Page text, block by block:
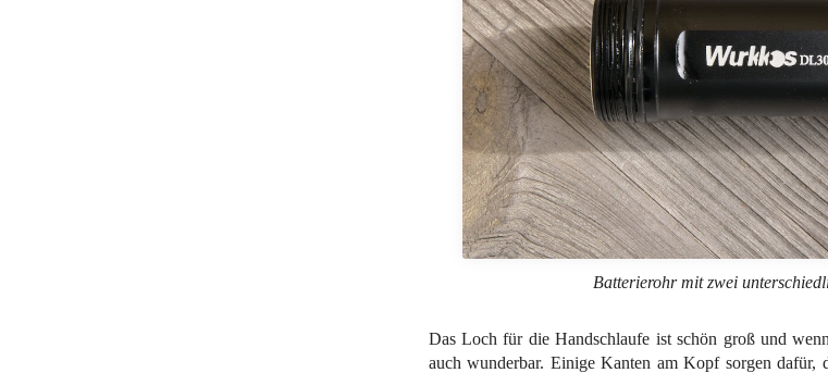
Batterierohr mit zwei
Das Loch für die Handschlaufe ist schön groß und
auch wunderbar. Einige Kanten am Kopf sorgen dafür,